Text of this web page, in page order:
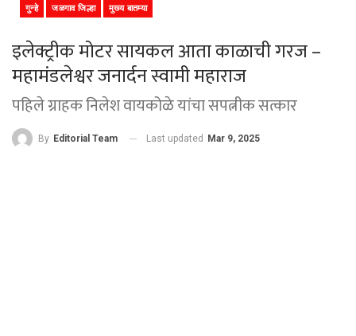
गुन्हे जळगाव जिल्हा मुख्य बातम्या
इलेक्ट्रीक मोटर सायकल आता काळाची गरज –
महामंडलेश्वर जनार्दन स्वामी महाराज
पहिले ग्राहक निलेश वायकोळे यांचा सपत्नीक सत्कार
By Editorial Team Last updated Mar 9, 2025